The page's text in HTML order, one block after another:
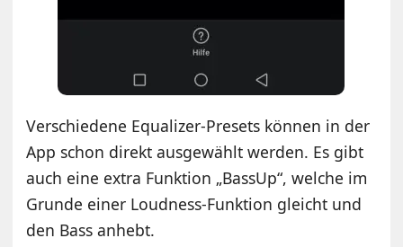
Verschiedene Equalizer-Presets können in der
App schon direkt ausgewählt werden. Es gibt
auch eine extra Funktion „BassUp“, welche im
Grunde einer Loudness-Funktion gleicht und
den Bass anhebt.